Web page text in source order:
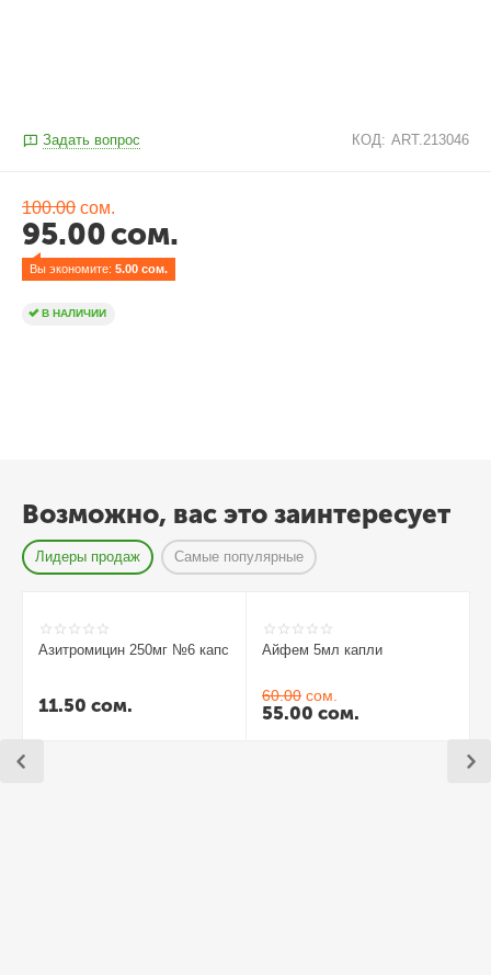
Задать вопрос КОД: ART.213046
100.00 сом.
95.00сом.
Вы экономите: 5.00 сом.
В НАЛИЧИИ
Возможно, вас это заинтересует
Лидеры продаж Самые популярные
Азитромицин 250мг №6 капс
11.50 сом.
Айфем 5мл капли
60.00 сом.
55.00 сом.